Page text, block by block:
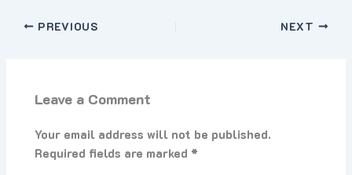
PREVIOUS NEXT
Leave a Comment
Your email address will not be published.
Required fields are marked *